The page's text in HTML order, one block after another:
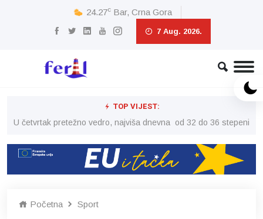
24.27c Bar, Crna Gora
7 Aug. 2026.
TOP VIJEST:
U četvrtak pretežno vedro, najviša dnevna od 32 do 36 stepeni
Početna Sport